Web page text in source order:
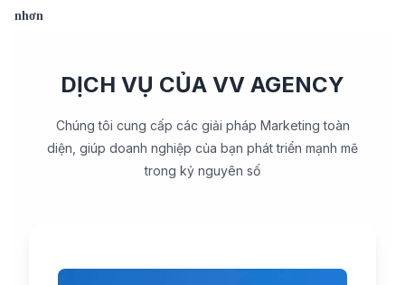
nhơn
DỊCH VỤ CỦA VV AGENCY
Chúng tôi cung cấp các giải pháp Marketing toàn
diện, giúp doanh nghiệp của bạn phát triển mạnh mẽ
trong kỷ nguyên số